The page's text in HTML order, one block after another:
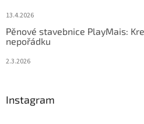
13.4.2026
Pěnové stavebnice PlayMais:
nepořádku
2.3.2026
Instagram